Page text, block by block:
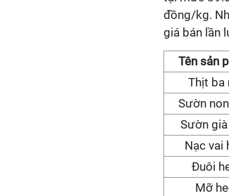
đồng/kg.
giá bán lần
Tên sản
Thịt ba
Sườn
Sườn
Nạc vai
Đuôi
Mỡ